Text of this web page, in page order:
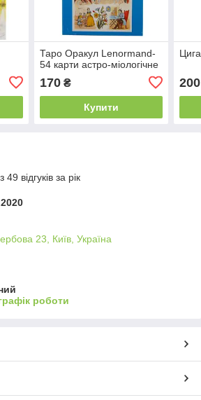
Таро Оракул Lenormand-
54 карти астро-міологічне
170₴
Купити
200
відгуків за рік
23, Київ, Україна
роботи